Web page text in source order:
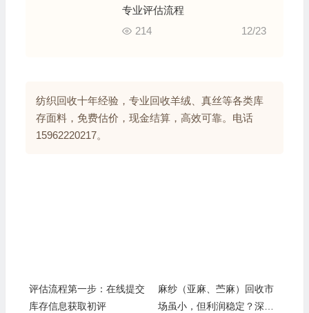
专业评估流程
12/23
214
纺织回收十年经验，专业回收羊绒、真丝等各类库
存面料，免费估价，现金结算，高效可靠。电话
15962220217。
评估流程第一步：在线提交
库存信息获取初评
麻纱（亚麻、苎麻）回收市
场虽小，但利润稳定？深入